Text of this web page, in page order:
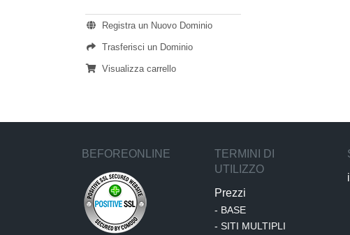
Registra un Nuovo Dominio
Trasferisci un Dominio
Visualizza carrello
BEFOREONLINE
TERMINI DI
UTILIZZO
Prezzi
- BASE
- SITI MULTIPLI